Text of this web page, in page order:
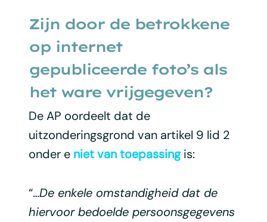
Zijn door de betrokkene
op internet
gepubliceerde foto’s als
het ware vrijgegeven?
De AP oordeelt dat de
uitzonderingsgrond van artikel 9 lid 2
onder e niet van toepassingis:
“…De enkele omstandigheid dat de
hiervoor bedoelde persoonsgegevens